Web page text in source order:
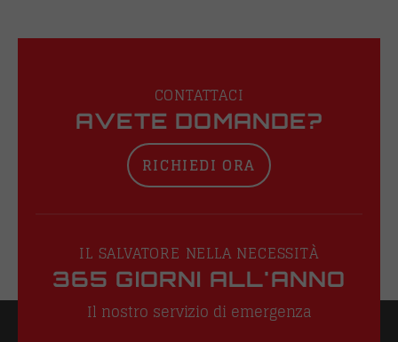
CONTATTACI
AVETE DOMANDE?
RICHIEDI ORA
IL SALVATORE NELLA NECESSITÀ
365 GIORNI ALL'ANNO
Il nostro servizio di emergenza